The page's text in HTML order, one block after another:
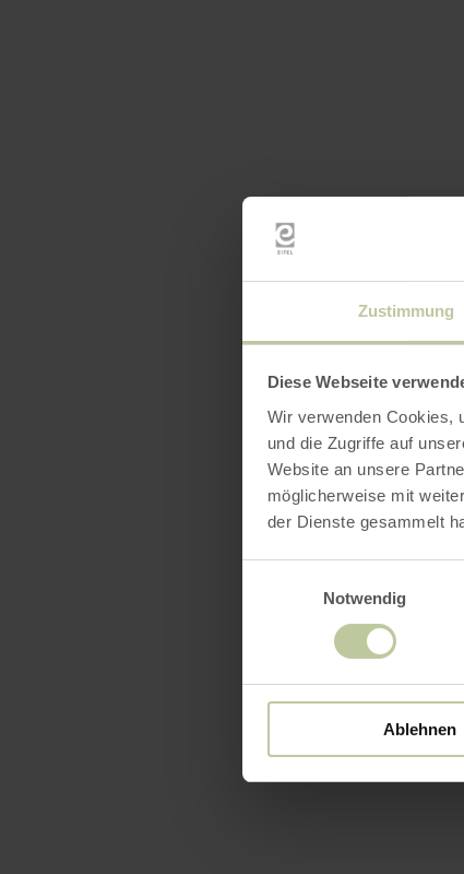
Zustimmung
Diese Webseite
Wir verwenden Cookies,
und die Zugriffe auf
Website an unsere
möglicherweise mit
der Dienste gesammelt
Notwendig
Ablehnen